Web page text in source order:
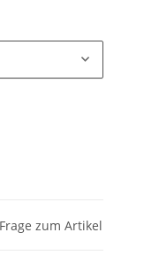
Frage zum Artikel